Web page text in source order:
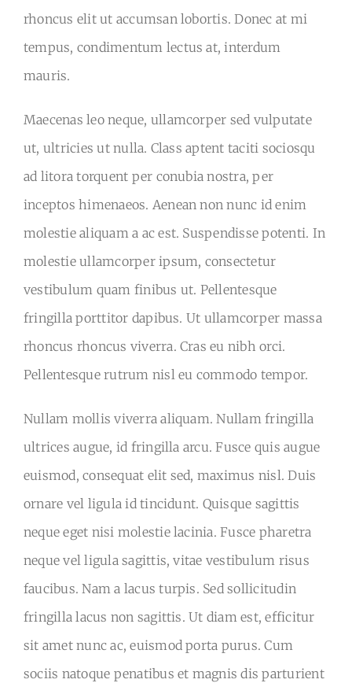
rhoncus elit ut accumsan lobortis. Donec at mi
tempus, condimentum lectus at, interdum
mauris.
Maecenas leo neque, ullamcorper sed vulputate
ut, ultricies ut nulla. Class aptent taciti sociosqu
ad litora torquent per conubia nostra, per
inceptos himenaeos. Aenean non nunc id enim
molestie aliquam a ac est. Suspendisse potenti. In
molestie ullamcorper ipsum, consectetur
vestibulum quam finibus ut. Pellentesque
fringilla porttitor dapibus. Ut ullamcorper massa
rhoncus rhoncus viverra. Cras eu nibh orci.
Pellentesque rutrum nisl eu commodo tempor.
Nullam mollis viverra aliquam. Nullam fringilla
ultrices augue, id fringilla arcu. Fusce quis augue
euismod, consequat elit sed, maximus nisl. Duis
ornare vel ligula id tincidunt. Quisque sagittis
neque eget nisi molestie lacinia. Fusce pharetra
neque vel ligula sagittis, vitae vestibulum risus
faucibus. Nam a lacus turpis. Sed sollicitudin
fringilla lacus non sagittis. Ut diam est, efficitur
sit amet nunc ac, euismod porta purus. Cum
sociis natoque penatibus et magnis dis parturient